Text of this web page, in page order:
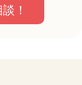
！